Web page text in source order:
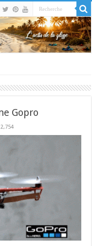
Gopro
2,754